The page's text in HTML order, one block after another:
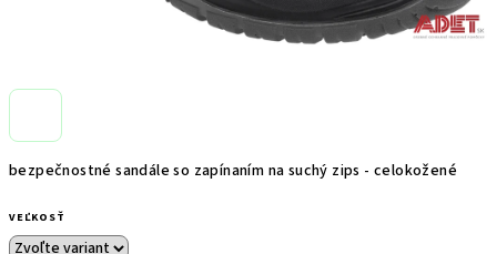
bezpečnostné sandále so zapínaním na suchý zips - celokožené
VEĽKOSŤ